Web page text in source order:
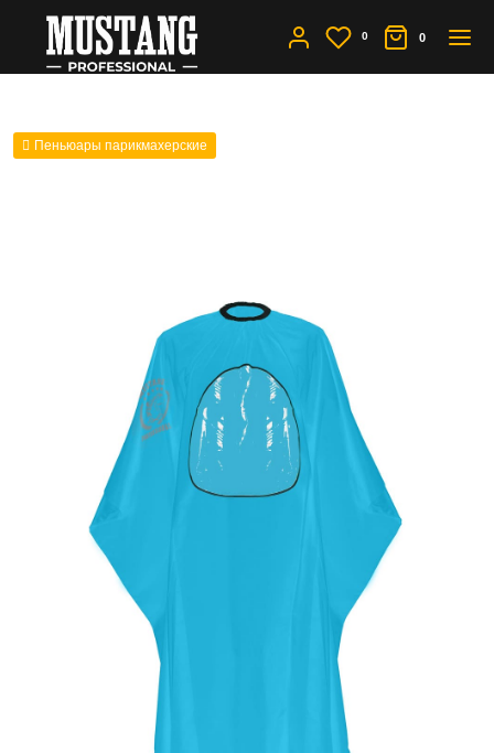
0 0
Пеньюары парикмахерские